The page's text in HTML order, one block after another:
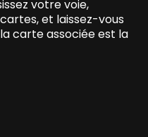
votre voie,
et laissez-vous
carte associée est la